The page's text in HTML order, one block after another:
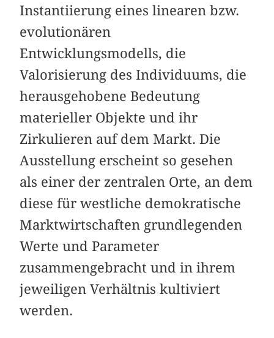
Instantiierung eines linearen bzw.
evolutionären
Entwicklungsmodells, die
Valorisierung des Individuums, die
herausgehobene Bedeutung
materieller Objekte und ihr
Zirkulieren auf dem Markt. Die
Ausstellung erscheint so gesehen
als einer der zentralen Orte, an dem
diese für westliche demokratische
Marktwirtschaften grundlegenden
Werte und Parameter
zusammengebracht und in ihrem
jeweiligen Verhältnis kultiviert
werden.